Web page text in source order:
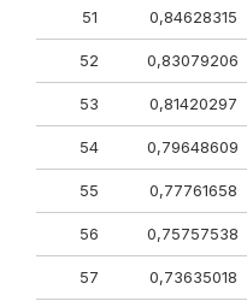
51 0,84628315
52 0,83079206
53 0,81420297
54 0,79648609
55 0,77761658
56 0,75757538
57 0,73635018